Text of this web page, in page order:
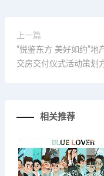
上一篇
“悦鉴东方 美好如约”地
交房交付仪式活动策划
相关推荐